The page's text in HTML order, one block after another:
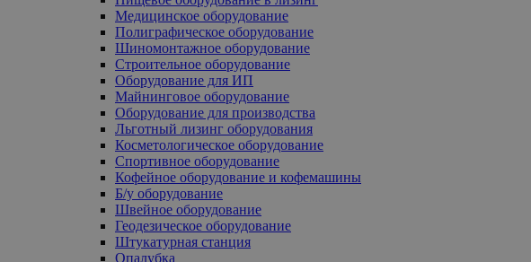
Медицинское оборудование
Полиграфическое оборудование
Шиномонтажное оборудование
Строительное оборудование
Оборудование для ИП
Майнинговое оборудование
Оборудование для производства
Льготный лизинг оборудования
Косметологическое оборудование
Спортивное оборудование
Кофейное оборудование и кофемашины
Б/у оборудование
Швейное оборудование
Геодезическое оборудование
Штукатурная станция
Опалубка